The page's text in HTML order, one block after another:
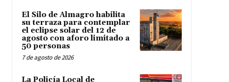
El Silo de Almagro habilita
su terraza para contemplar
el eclipse solar del 12 de
agosto con aforo limitado a
50 personas
7 de agosto de 2026
La Policía Local de